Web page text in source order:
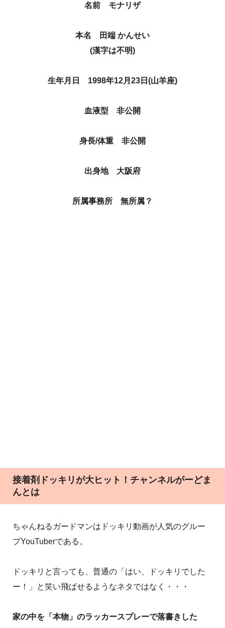
名前 モナリザ
本名 田端 かんせい
(漢字は不明)
生年月日 1998年12月23日(山羊座)
血液型 非公開
身長/体重 非公開
出身地 大阪府
所属事務所 無所属？
接着剤ドッキリが大ヒット！チャンネルがーどま
んとは
ちゃんねるガードマンはドッキリ動画が人気のグルー
プYouTuberである。
ドッキリと言っても、普通の「はい、ドッキリでした
ー！」と笑い飛ばせるようなネタではなく・・・
家の中を「本物」のラッカースプレーで落書きした